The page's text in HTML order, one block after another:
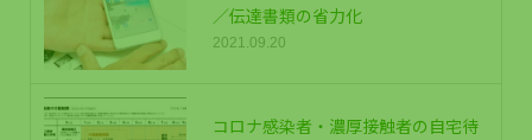
／伝達書類の省力化
2021.09.20
コロナ感染者・濃厚接触者の自宅待